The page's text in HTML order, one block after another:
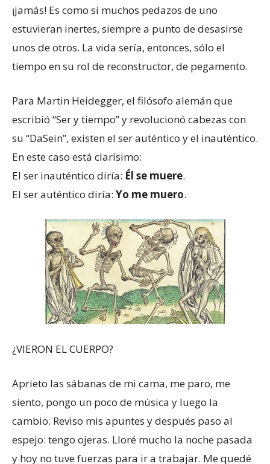
¡jamás! Es como si muchos pedazos de uno
estuvieran inertes, siempre a punto de desasirse
unos de otros. La vida sería, entonces, sólo el
tiempo en su rol de reconstructor, de pegamento.
Para Martin Heidegger, el filósofo alemán que
escribió “Ser y tiempo” y revolucionó cabezas con
su “DaSein”, existen el ser auténtico y el inauténtico.
En este caso está clarísimo:
El ser inauténtico diría: Él se muere.
El ser auténtico diría: Yo me muero.
¿VIERON EL CUERPO?
Aprieto las sábanas de mi cama, me paro, me
siento, pongo un poco de música y luego la
cambio. Reviso mis apuntes y después paso al
espejo: tengo ojeras. Lloré mucho la noche pasada
y hoy no tuve fuerzas para ir a trabajar. Me quedé